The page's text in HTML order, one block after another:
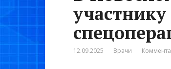
12.09.2025 Врачи